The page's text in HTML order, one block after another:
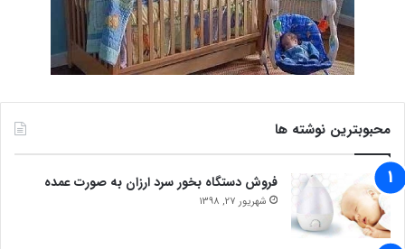
محبوبترین نوشته ها
فروش دستگاه بخور سرد ارزان به صورت عمده
شهریور 27, 1398